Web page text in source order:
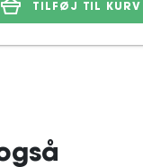
TILFØJ TIL KURV